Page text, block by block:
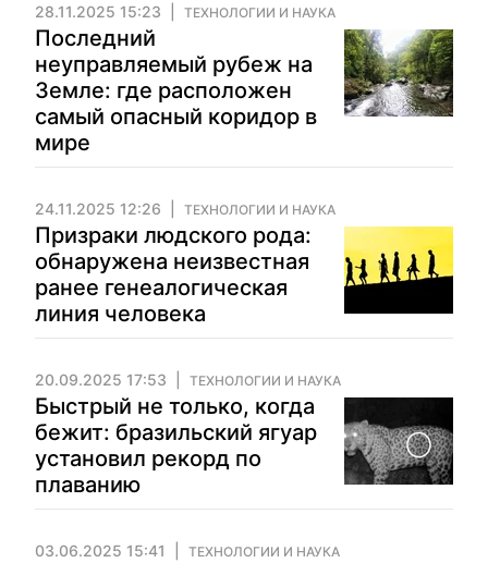
28.11.2025 15:23 ТЕХНОЛОГИИ И НАУКА
Последний
неуправляемый рубеж на
Земле: где расположен
самый опасный коридор в
мире
24.11.2025 12:26 ТЕХНОЛОГИИ И НАУКА
Призраки людского рода:
обнаружена неизвестная
ранее генеалогическая
линия человека
20.09.2025 17:53 ТЕХНОЛОГИИ И НАУКА
Быстрый не только, когда
бежит: бразильский ягуар
установил рекорд по
плаванию
03.06.2025 15:41 ТЕХНОЛОГИИ И НАУКА